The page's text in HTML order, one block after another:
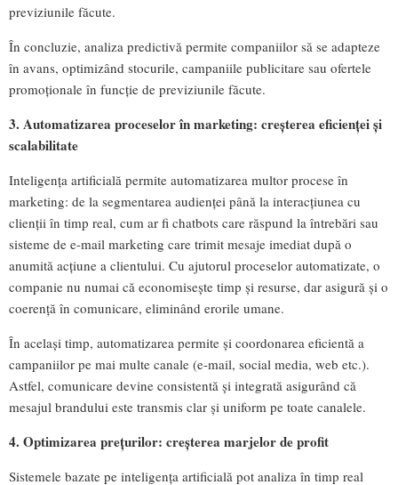
previziunile făcute.
În concluzie, analiza predictivă permite companiilor să se adapteze
în avans, optimizând stocurile, campaniile publicitare sau ofertele
promoționale în funcție de previziunile făcute.
3. Automatizarea proceselor în marketing: creșterea eficienței și
scalabilitate
Inteligența artificială permite automatizarea multor procese în
marketing: de la segmentarea audienței până la interacțiunea cu
clienții în timp real, cum ar fi chatbots care răspund la întrebări sau
sisteme de e-mail marketing care trimit mesaje imediat după o
anumită acțiune a clientului. Cu ajutorul proceselor automatizate, o
companie nu numai că economisește timp și resurse, dar asigură și o
coerență în comunicare, eliminând erorile umane.
În același timp, automatizarea permite și coordonarea eficientă a
campaniilor pe mai multe canale (e-mail, social media, web etc.).
Astfel, comunicare devine consistentă și integrată asigurând că
mesajul brandului este transmis clar și uniform pe toate canalele.
4. Optimizarea prețurilor: creșterea marjelor de profit
Sistemele bazate pe inteligența artificială pot analiza în timp real